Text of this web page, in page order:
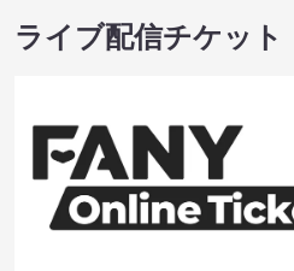
ライブ配信チケット